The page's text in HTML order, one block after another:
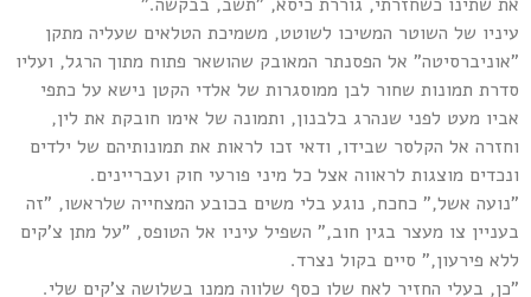
עיניו של השוטר המשיכו לשוטט, משמיכת הטלאים שעליה מתקן
"אוניברסיטה" אל הפסנתר המאובק שהושאר פתוח מתוך הרגל, ועליו
סדרת תמונות שחור לבן ממוסגרות של אלדי הקטן נישא על כתפי
אביו מעט לפני שנהרג בלבנון, ותמונה של אימו חובקת את לין,
וחזרה אל הקלסר שבידו, ודאי זכו לראות את תמונותיהם של ילדים
ונכדים מוצגות לראווה אצל כל מיני פורעי חוק ועבריינים.
"נועה אשל," כחכח, נוגע בלי משים בכובע המצחייה שלראשו, "זה
בעניין צו מעצר בגין חוב," השפיל עיניו אל הטופס, "על מתן צ'קים
ללא פירעון," סיים בקול נצרד.
"כן, בעלי החזיר לאח שלו כסף שלווה ממנו בשלושה צ'קים שלי.